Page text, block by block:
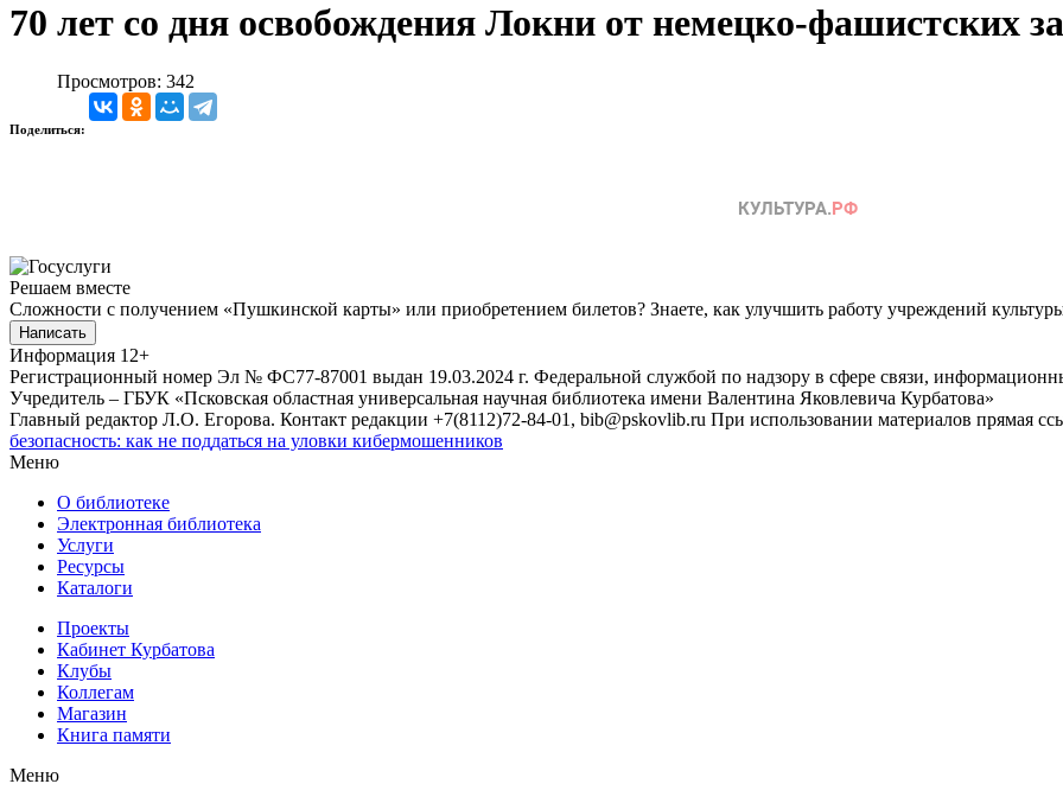
70 лет со дня освобождения Локни от немецко-фашистских
Просмотров: 342
Поделиться:
Решаем вместе
Сложности с получением «Пушкинской карты» или приобретением билетов? Знаете, как улучшить работу учреждений
Написать
Информация 12+
Регистрационный номер Эл № ФС77-87001 выдан 19.03.2024 г. Федеральной службой по надзору в сфере связи,
Учредитель – ГБУК «Псковская областная универсальная научная библиотека имени Валентина Яковлевича Курбатова»
Главный редактор Л.О. Егорова. Контакт редакции +7(8112)72-84-01, bib@pskovlib.ru При использовании материалов прямая
безопасность: как не поддаться на уловки кибермошенников
Меню
О библиотеке
Электронная библиотека
Услуги
Ресурсы
Каталоги
Проекты
Кабинет Курбатова
Клубы
Коллегам
Магазин
Книга памяти
Меню